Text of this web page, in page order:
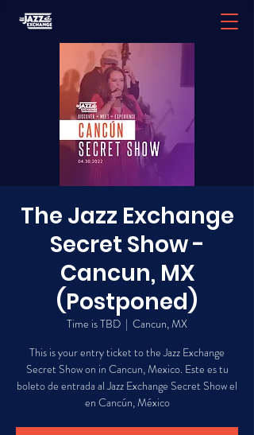
The Jazz Exchange
Secret Show -
Cancun, MX
(Postponed)
Time is TBD
  |
Cancun, MX
This is your entry ticket to the Jazz Exchange
Secret Show on in Cancun, Mexico. Este es tu
boleto de entrada al Jazz Exchange Secret Show el
en Cancún, México